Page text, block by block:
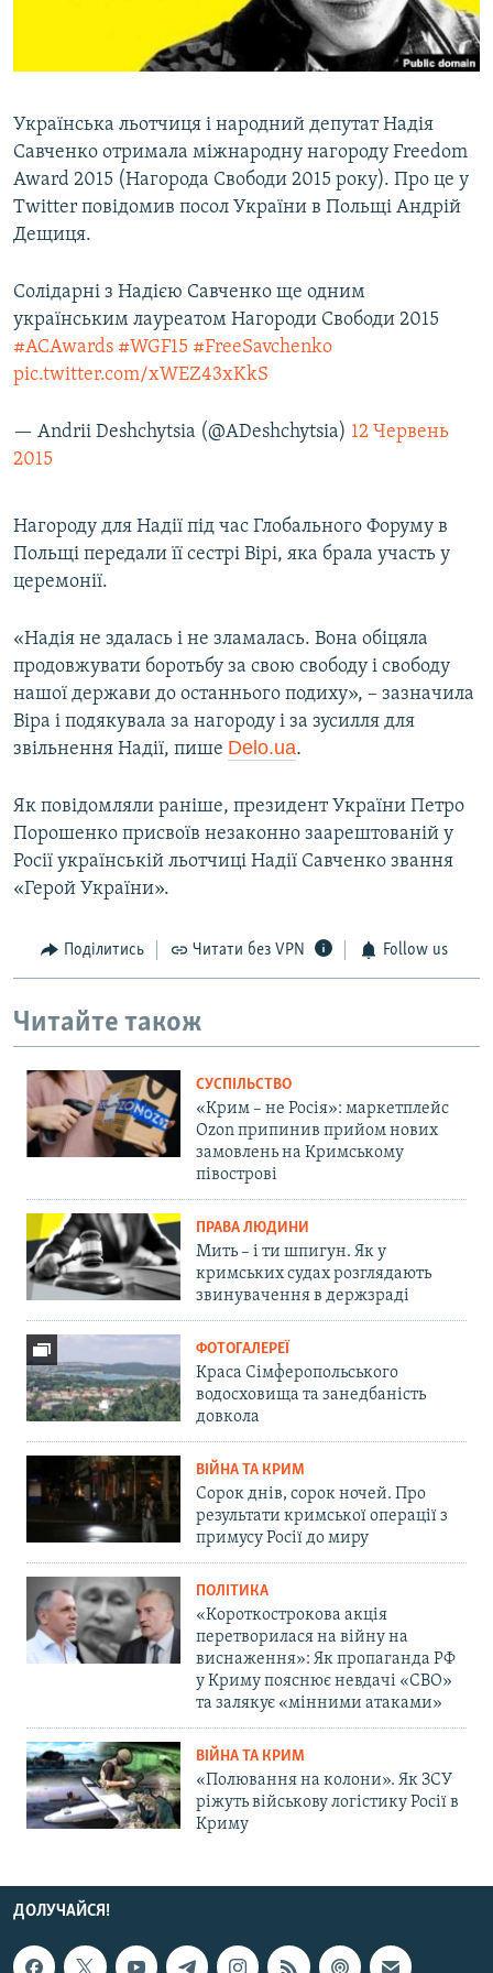
СВІДЧЕННЯ ОКУПАЦІЇ
ІНФОГРАФІКА
Qırımtatar
ДОЛУЧАЙСЯ!
Усі сайти RFE/RL
Українська льотчиця і народний депутат Надія
Савченко отримала міжнародну нагороду Freedom
Award 2015 (Нагорода Свободи 2015 року). Про це у
Twitter повідомив посол України в Польщі Андрій
Дещиця.
Солідарні з Надією Савченко ще одним
українським лауреатом Нагороди Свободи 2015
#ACAwards #WGF15 #FreeSavchenko
pic.twitter.com/xWEZ43xKkS
— Andrii Deshchytsia (@ADeshchytsia) 12 Червень
2015
Нагороду для Надії під час Глобального Форуму в
Польщі передали її сестрі Вірі, яка брала участь у
церемонії.
«Надія не здалась і не зламалась. Вона обіцяла
продовжувати боротьбу за свою свободу і свободу
нашої держави до останнього подиху», – зазначила
Віра і подякувала за нагороду і за зусилля для
звільнення Надії, пише Delo.ua.
Як повідомляли раніше, президент України Петро
Порошенко присвоїв незаконно заарештованій у
Росії українській льотчиці Надії Савченко звання
«Герой України».
Поділитись Читати без VPN Follow us
Читайте також
СУСПІЛЬСТВО
«Крим – не Росія»: маркетплейс
Ozon припинив прийом нових
замовлень на Кримському
півострові
ПРАВА ЛЮДИНИ
Мить – і ти шпигун. Як у
кримських судах розглядають
звинувачення в держзраді
ФОТОГАЛЕРЕЇ
Краса Сімферопольського
водосховища та занедбаність
довкола
ВІЙНА ТА КРИМ
Сорок днів, сорок ночей. Про
результати кримської операції з
примусу Росії до миру
ПОЛІТИКА
«Короткострокова акція
перетворилася на війну на
виснаження»: Як пропаганда РФ
у Криму пояснює невдачі «СВО»
та залякує «мінними атаками»
ВІЙНА ТА КРИМ
«Полювання на колони». Як ЗСУ
ріжуть військову логістику Росії в
Криму
ДОЛУЧАЙСЯ!